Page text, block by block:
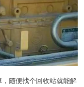
随便找个回收站就能解